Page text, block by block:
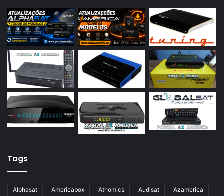
Azamerica S2010
Azamerica S2015
Azamerica S922
Azamerica S922 Mini
Azamerica S928
Azamerica Silver
Azamerica Silver GX PRO
Azamerica Silver IPTV
Azbox Like
Tags
Alphasat Americabox Athomics Audisat Azamerica